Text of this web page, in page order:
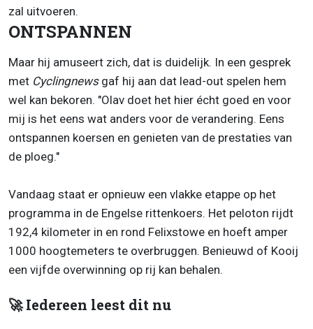
zal uitvoeren.
ONTSPANNEN
Maar hij amuseert zich, dat is duidelijk. In een gesprek
met Cyclingnewsgaf hij aan dat lead-out spelen hem
wel kan bekoren. "Olav doet het hier écht goed en voor
mij is het eens wat anders voor de verandering. Eens
ontspannen koersen en genieten van de prestaties van
de ploeg."
Vandaag staat er opnieuw een vlakke etappe op het
programma in de Engelse rittenkoers. Het peloton rijdt
192,4 kilometer in en rond Felixstowe en hoeft amper
1000 hoogtemeters te overbruggen. Benieuwd of Kooij
een vijfde overwinning op rij kan behalen.
🚀 Iedereen leest dit nu